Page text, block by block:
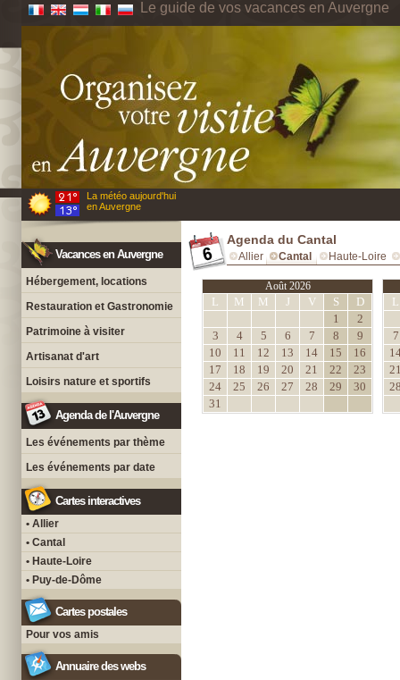
Le guide de vos vacances en Auvergne
La météo aujourd'hui
en Auvergne
Vacances en Auvergne
Hébergement, locations
Restauration et Gastronomie
Patrimoine à visiter
Artisanat d'art
Loisirs nature et sportifs
Agenda de l'Auvergne
Les événements par thème
Les événements par date
Cartes interactives
• Allier
• Cantal
• Haute-Loire
• Puy-de-Dôme
Cartes postales
Pour vos amis
Annuaire des webs
Agenda du Cantal
Allier Cantal Haute-Loire
Août 2026
L M M J V S
D
1
2
3
4 5 6 7 8
9
10
11 12 13 14 15
16
17
18 19 20 21 22
23
24
25 26 27 28 29
30
31
L
7